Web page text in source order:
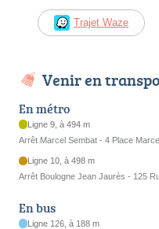
Trajet Waze
Venir en
En métro
Ligne 9, à 494 m
Arrêt Marcel Sembat - 4 Place
Ligne 10, à 498 m
Arrêt Boulogne Jean Jaurès - 125
En bus
Ligne 126, à 188 m